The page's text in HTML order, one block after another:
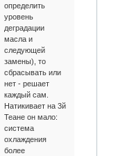
определить
уровень
деградации
масла и
следующей
замены), то
сбрасывать или
нет - решает
каждый сам.
Натикивает на 3й
Теане он мало:
система
охлаждения
более